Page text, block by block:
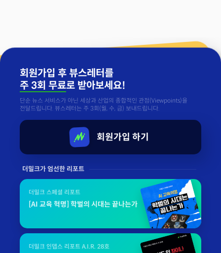
회원가입 후 뷰스레터를
주 3회 무료로 받아보세요!
단순 뉴스 서비스가 아닌 세상과 산업의 종합적인 관점(Viewpoints)을
전달드립니다. 뷰스레터는 주 3회(월, 수, 금) 보내드립니다.
회원가입 하기
더밀크가 엄선한 리포트
더밀크 스페셜 리포트
[AI 교육 혁명] 학벌의 시대는 끝나는가
더밀크 인뎁스 리포트 A.I.R. 28호